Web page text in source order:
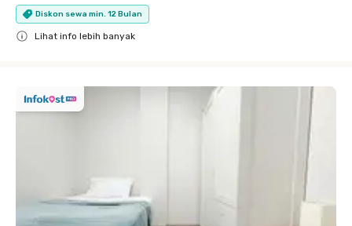
Diskon sewa min. 12 Bulan
Lihat info lebih banyak